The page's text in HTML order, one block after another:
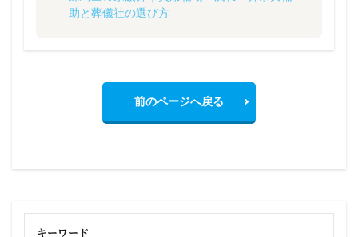
助と葬儀社の選び方
前のページへ戻る
キーワード